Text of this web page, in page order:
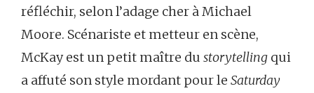
réfléchir, selon l’adage cher à Michael
Moore. Scénariste et metteur en scène,
McKay est un petit maître du storytelling qui
a affuté son style mordant pour le Saturday